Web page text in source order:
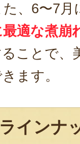
、6〜7月
適な煮崩
ことで、
ます。
インナ